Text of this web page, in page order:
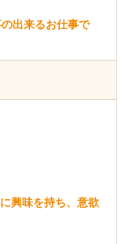
出来るお仕事で
興味を持ち、意欲